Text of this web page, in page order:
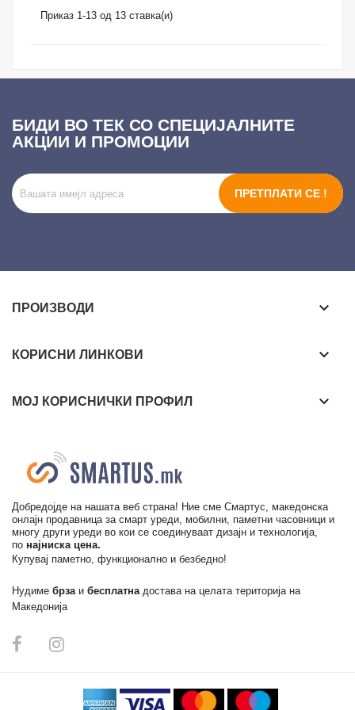
Приказ 1-13 од 13 ставка(и)
БИДИ ВО ТЕК СО СПЕЦИЈАЛНИТЕ
АКЦИИ И ПРОМОЦИИ
ПРЕТПЛАТИ СЕ !
ПРОИЗВОДИ keyboard_arrow_down
КОРИСНИ ЛИНКОВИ keyboard_arrow_down
МОЈ КОРИСНИЧКИ ПРОФИЛ keyboard_arrow_down
Добредојде на нашата веб страна! Ние сме Смартус, македонска
онлајн продавница за смарт уреди, мобилни, паметни часовници и
многу други уреди во кои се соединуваат дизајн и технологија,
по најниска цена.
Купувај паметно, функционално и безбедно!
Нудиме брзаи бесплатна достава на целата територија на
Македонија